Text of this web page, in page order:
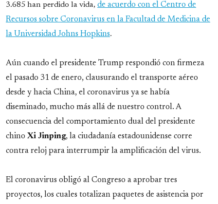
3.685 han perdido la vida, de acuerdo con el Centro de
Recursos sobre Coronavirus en la Facultad de Medicina de
la Universidad Johns Hopkins.
Aún cuando el presidente Trump respondió con firmeza
el pasado 31 de enero, clausurando el transporte aéreo
desde y hacia China, el coronavirus ya se había
diseminado, mucho más allá de nuestro control. A
consecuencia del comportamiento dual del presidente
chino Xi Jinping, la ciudadanía estadounidense corre
contra reloj para interrumpir la amplificación del virus.
El coronavirus obligó al Congreso a aprobar tres
proyectos, los cuales totalizan paquetes de asistencia por